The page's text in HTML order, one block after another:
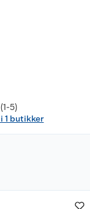
5)
1 butikker